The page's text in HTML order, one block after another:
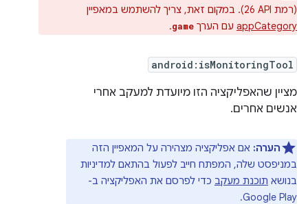
(רמת API‏ 26). במקום זאת, צריך להשתמש במאפיין
appCategory עם הערך game
.
android:isMonitoringTool
מציין שהאפליקציה הזו מיועדת למעקב אחרי
אנשים אחרים.
הערה: אם אפליקציה מצהירה על המאפיין הזה
במניפסט שלה, המפתח חייב לפעול בהתאם למדיניות
בנושא תוכנת מעקב כדי לפרסם את האפליקציה ב-
Google Play.